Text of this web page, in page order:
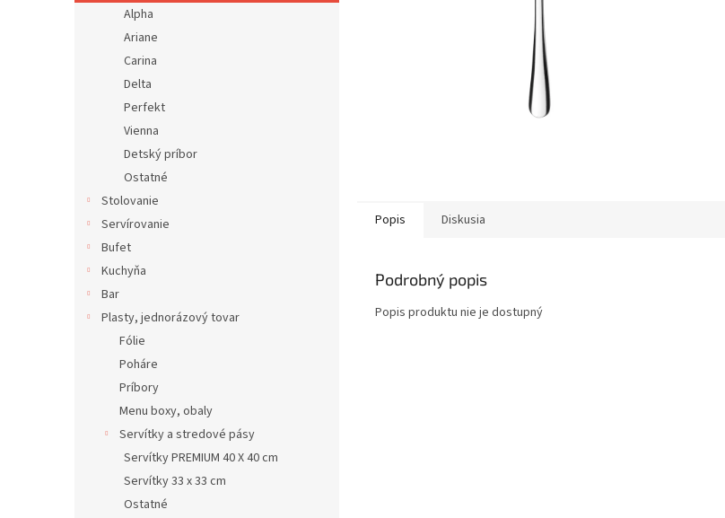
Alpha
Ariane
Carina
Delta
Perfekt
Vienna
Detský príbor
Ostatné
Stolovanie
Servírovanie
Bufet
Kuchyňa
Bar
Plasty, jednorázový tovar
Fólie
Poháre
Príbory
Menu boxy, obaly
Servítky a stredové pásy
Servítky PREMIUM 40 X 40 cm
Servítky 33 x 33 cm
Ostatné
Popis Diskusia
Podrobný popis
Popis produktu nie je dostupný